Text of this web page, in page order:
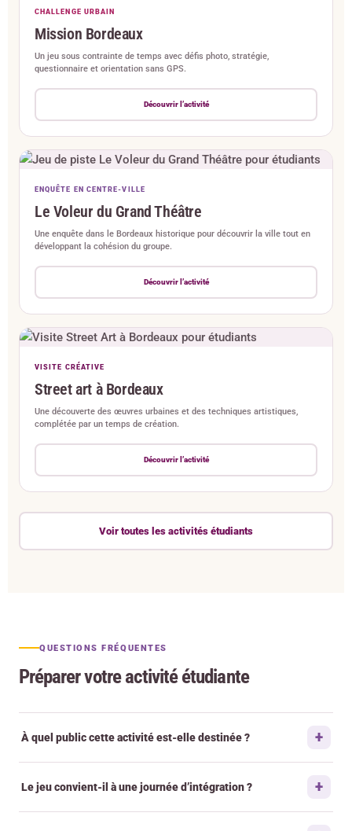
CHALLENGE URBAIN
Mission Bordeaux
Un jeu sous contrainte de temps avec défis photo, stratégie,
questionnaire et orientation sans GPS.
Découvrir l’activité
ENQUÊTE EN CENTRE-VILLE
Le Voleur du Grand Théâtre
Une enquête dans le Bordeaux historique pour découvrir la ville tout en
développant la cohésion du groupe.
Découvrir l’activité
VISITE CRÉATIVE
Street art à Bordeaux
Une découverte des œuvres urbaines et des techniques artistiques,
complétée par un temps de création.
Découvrir l’activité
Voir toutes les activités étudiants
QUESTIONS FRÉQUENTES
Préparer votre activité étudiante
À quel public cette activité est-elle destinée ?
Le jeu convient-il à une journée d’intégration ?